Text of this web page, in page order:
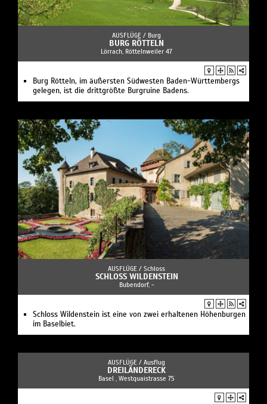
AUSFLÜGE / Burg
BURG RÖTTELN
Lörrach, Röttelnweiler 47
Burg Rötteln, im äußersten Südwesten Baden-Württembergs
gelegen, ist die drittgrößte Burgruine Badens.
AUSFLÜGE / Schloss
SCHLOSS WILDENSTEIN
Bubendorf, -
Schloss Wildenstein ist eine von zwei erhaltenen Höhenburgen
im Baselbiet.
AUSFLÜGE / Ausflug
DREILÄNDERECK
Basel , Westquaistrasse 75